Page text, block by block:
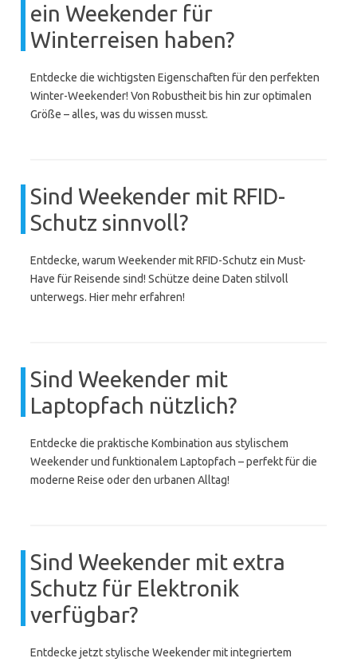
ein Weekender für
Winterreisen haben?
Entdecke die wichtigsten Eigenschaften für den perfekten
Winter-Weekender! Von Robustheit bis hin zur optimalen
Größe – alles, was du wissen musst.
Sind Weekender mit RFID-
Schutz sinnvoll?
Entdecke, warum Weekender mit RFID-Schutz ein Must-
Have für Reisende sind! Schütze deine Daten stilvoll
unterwegs. Hier mehr erfahren!
Sind Weekender mit
Laptopfach nützlich?
Entdecke die praktische Kombination aus stylischem
Weekender und funktionalem Laptopfach – perfekt für die
moderne Reise oder den urbanen Alltag!
Sind Weekender mit extra
Schutz für Elektronik
verfügbar?
Entdecke jetzt stylische Weekender mit integriertem